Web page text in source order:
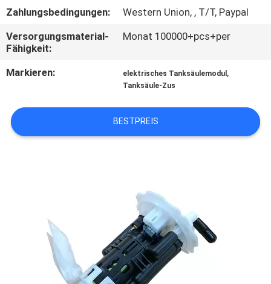
KONTAKTIEREN
SIE
UNS
SIE
EIN
Zahlungsbedingungen:
Western Union, , T/T, Paypal
Versorgungsmaterial-
Fähigkeit:
Monat 100000+pcs+per
Markieren: elektrisches Tanksäulemodul ,
Tanksäule-Zus
BESTPREIS